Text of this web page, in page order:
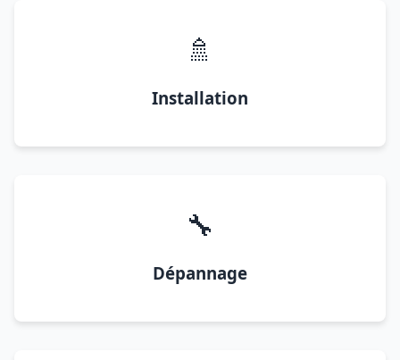
🚿
Installation
🔧
Dépannage